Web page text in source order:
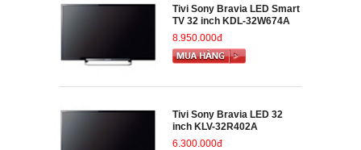
Tivi Sony Bravia LED Smart
TV 32 inch KDL-32W674A
8.950.000đ
Tivi Sony Bravia LED 32
inch KLV-32R402A
6.300.000đ